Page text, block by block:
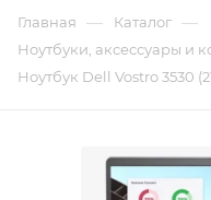
Главная — Каталог —
Ноутбуки, аксессуары и
Ноутбук Dell Vostro 3530